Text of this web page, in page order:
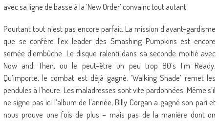
avec sa ligne de basse à la ‘New Order’ convainc tout autant.
Pourtant tout n’est pas encore parfait. La mission d’avant-gardisme
que se confère l’ex leader des Smashing Pumpkins est encore
semée d’embûche. Le disque ralenti dans sa seconde moitié avec
Now and Then, ou le peut-être un peu trop 80’s I’m Ready.
Qu’importe, le combat est déjà gagné. ‘Walking Shade’ remet les
pendules à l’heure. Les maladresses sont vite pardonnées. Même s’il
ne signe pas ici l’album de l’année, Billy Corgan a gagné son pari et
nous prouve une fois de plus – mais pas de la manière dont on